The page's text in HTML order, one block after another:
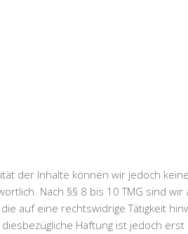
der Inhalte können wir jedoch
Nach §§ 8 bis 10 TMG sind
auf eine rechtswidrige Tätigkeit
Haftung ist jedoch